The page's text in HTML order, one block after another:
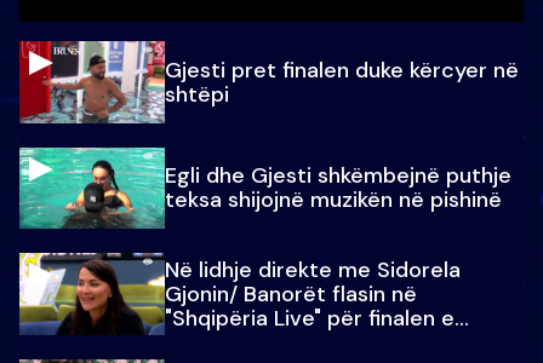
Gjesti pret finalen duke kërcyer në
shtëpi
Egli dhe Gjesti shkëmbejnë puthje
teksa shijojnë muzikën në pishinë
Në lidhje direkte me Sidorela
Gjonin/ Banorët flasin në
"Shqipëria Live" për finalen e